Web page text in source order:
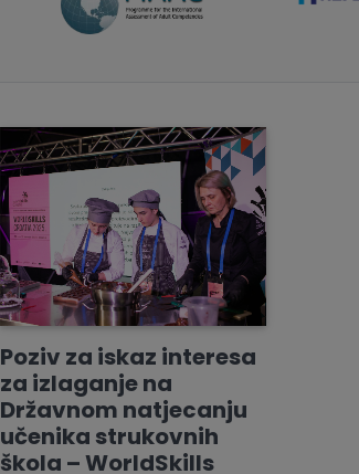
Poziv za iskaz interesa
za izlaganje na
Državnom natjecanju
učenika strukovnih
škola – WorldSkills